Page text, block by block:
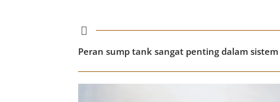
Peran sump tank sangat penting dalam